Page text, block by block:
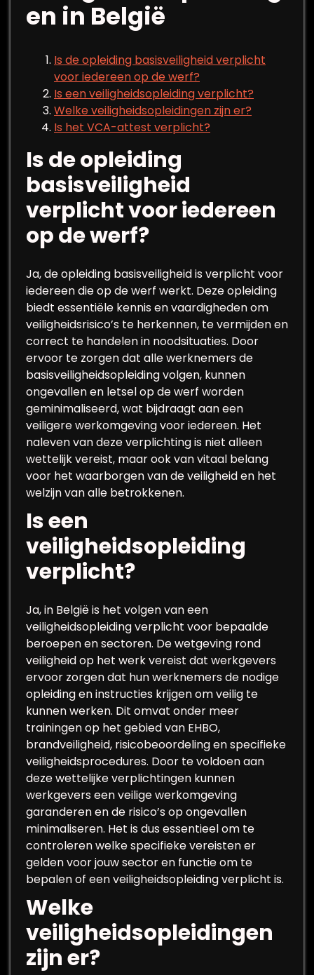
en in België
Is de opleiding basisveiligheid verplicht
voor iedereen op de werf?
Is een veiligheidsopleiding verplicht?
Welke veiligheidsopleidingen zijn er?
Is het VCA-attest verplicht?
Is de opleiding
basisveiligheid
verplicht voor iedereen
op de werf?
Ja, de opleiding basisveiligheid is verplicht voor
iedereen die op de werf werkt. Deze opleiding
biedt essentiële kennis en vaardigheden om
veiligheidsrisico’s te herkennen, te vermijden en
correct te handelen in noodsituaties. Door
ervoor te zorgen dat alle werknemers de
basisveiligheidsopleiding volgen, kunnen
ongevallen en letsel op de werf worden
geminimaliseerd, wat bijdraagt aan een
veiligere werkomgeving voor iedereen. Het
naleven van deze verplichting is niet alleen
wettelijk vereist, maar ook van vitaal belang
voor het waarborgen van de veiligheid en het
welzijn van alle betrokkenen.
Is een
veiligheidsopleiding
verplicht?
Ja, in België is het volgen van een
veiligheidsopleiding verplicht voor bepaalde
beroepen en sectoren. De wetgeving rond
veiligheid op het werk vereist dat werkgevers
ervoor zorgen dat hun werknemers de nodige
opleiding en instructies krijgen om veilig te
kunnen werken. Dit omvat onder meer
trainingen op het gebied van EHBO,
brandveiligheid, risicobeoordeling en specifieke
veiligheidsprocedures. Door te voldoen aan
deze wettelijke verplichtingen kunnen
werkgevers een veilige werkomgeving
garanderen en de risico’s op ongevallen
minimaliseren. Het is dus essentieel om te
controleren welke specifieke vereisten er
gelden voor jouw sector en functie om te
bepalen of een veiligheidsopleiding verplicht is.
Welke
veiligheidsopleidingen
zijn er?